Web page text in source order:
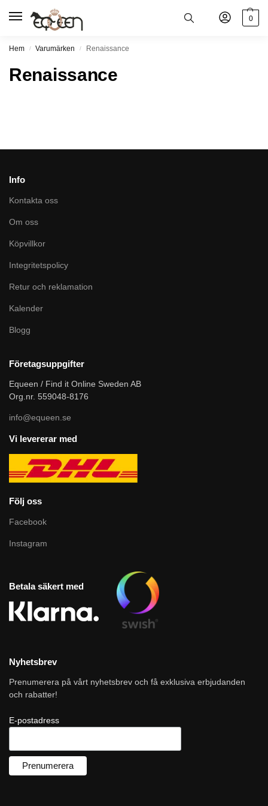
0
Hem / Varumärken / Renaissance
Renaissance
Info
Kontakta oss
Om oss
Köpvillkor
Integritetspolicy
Retur och reklamation
Kalender
Blogg
Företagsuppgifter
Equeen / Find it Online Sweden AB
Org.nr. 559048-8176
info@equeen.se
Vi levererar med
Följ oss
Facebook
Instagram
Betala säkert med
Nyhetsbrev
Prenumerera på vårt nyhetsbrev och få exklusiva erbjudanden
och rabatter!
E-postadress